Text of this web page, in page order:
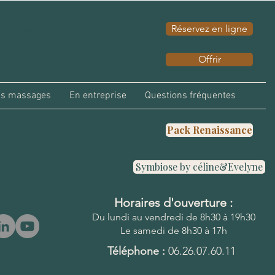
Réservez en ligne
Offrir
massages En entreprise Questions fréquentes
Pack Renaissance
Symbiose by céline&Evelyne
Horaires d'ouverture :
Du lundi au vendredi de 8h30 à 19h30
Le samedi de 8h30 à 17h
Téléphone : 06.26.07.60.11